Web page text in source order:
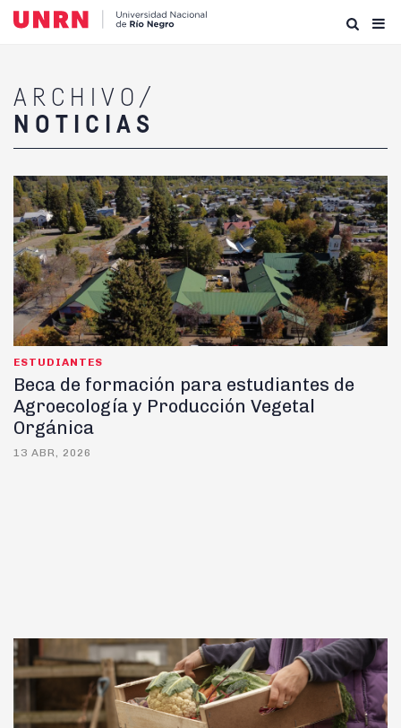
ARCHIVO/
NOTICIAS
ESTUDIANTES
Beca de formación para estudiantes de
Agroecología y Producción Vegetal
Orgánica
13 ABR, 2026